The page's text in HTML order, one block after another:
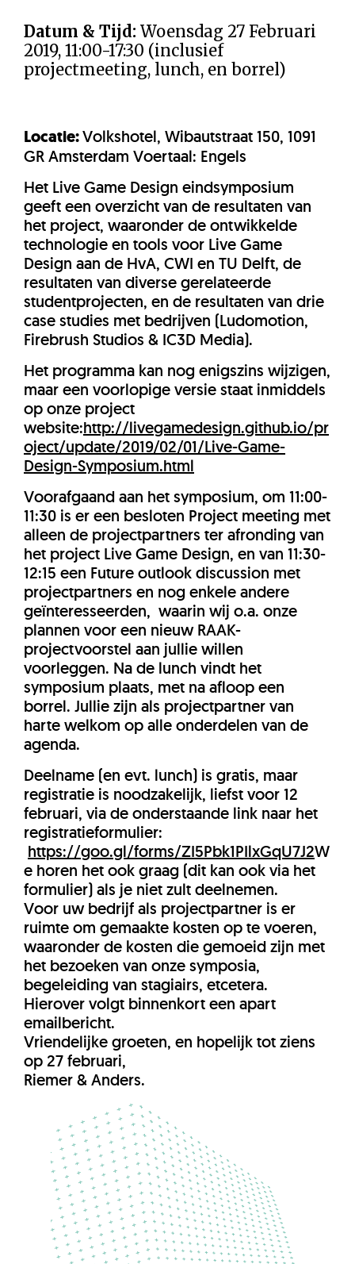
Datum & Tijd: Woensdag 27 Februari
2019, 11:00-17:30 (inclusief
projectmeeting, lunch, en borrel)
Locatie:Volkshotel, Wibautstraat 150, 1091
GR Amsterdam Voertaal: Engels
Het Live Game Design eindsymposium
geeft een overzicht van de resultaten van
het project, waaronder de ontwikkelde
technologie en tools voor Live Game
Design aan de HvA, CWI en TU Delft, de
resultaten van diverse gerelateerde
studentprojecten, en de resultaten van drie
case studies met bedrijven (Ludomotion,
Firebrush Studios & IC3D Media).
Het programma kan nog enigszins wijzigen,
maar een voorlopige versie staat inmiddels
op onze project
website:http://livegamedesign.github.io/pr
oject/update/2019/02/01/Live-Game-
Design-Symposium.html
Voorafgaand aan het symposium, om 11:00-
11:30 is er een besloten Project meeting met
alleen de projectpartners ter afronding van
het project Live Game Design, en van 11:30-
12:15 een Future outlook discussion met
projectpartners en nog enkele andere
geïnteresseerden, waarin wij o.a. onze
plannen voor een nieuw RAAK-
projectvoorstel aan jullie willen
voorleggen. Na de lunch vindt het
symposium plaats, met na afloop een
borrel. Jullie zijn als projectpartner van
harte welkom op alle onderdelen van de
agenda.
Deelname (en evt. lunch) is gratis, maar
registratie is noodzakelijk, liefst voor 12
februari, via de onderstaande link naar het
registratieformulier:
https://goo.gl/forms/ZI5Pbk1PIlxGqU7J2W
e horen het ook graag (dit kan ook via het
formulier) als je niet zult deelnemen.
Voor uw bedrijf als projectpartner is er
ruimte om gemaakte kosten op te voeren,
waaronder de kosten die gemoeid zijn met
het bezoeken van onze symposia,
begeleiding van stagiairs, etcetera.
Hierover volgt binnenkort een apart
emailbericht.
Vriendelijke groeten, en hopelijk tot ziens
op 27 februari,
Riemer & Anders.